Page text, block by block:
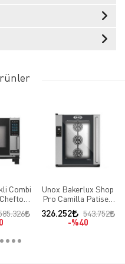
Combi
1/1
Unox Bakerlux Shop
Pro Camilla Patiseri
Konveksiyonlu Fırın,
40x60 cm 10 Tepsi
Kapasiteli
326.252
543.752
%40